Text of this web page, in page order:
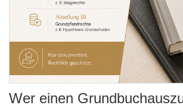
Wer einen